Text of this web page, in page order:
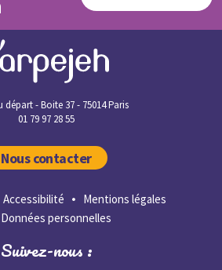
départ - Boite 37 - 75014 Paris
01 79 97 28 55
Nous contacter
Accessibilité
Mentions légales
Données personnelles
Suivez-nous :